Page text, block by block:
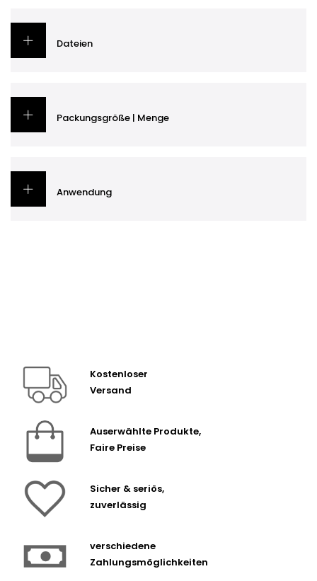
Dateien
Packungsgröße | Menge
Anwendung
Kostenloser
Versand
Auserwählte Produkte,
Faire Preise
Sicher & seriös,
zuverlässig
verschiedene
Zahlungsmöglichkeiten